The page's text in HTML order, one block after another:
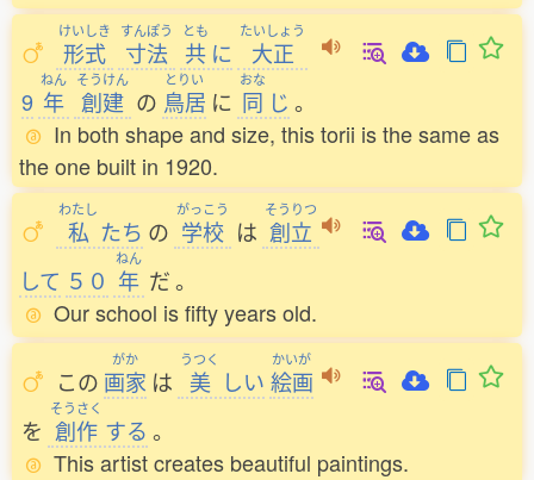
けいしき
形式
すんぽう
寸法
とも
共 に
たいしょう
大正
9
ねん
年
そうけん
創建 の
とりい
鳥居 に
おな
同 じ 。
In both shape and size, this torii is the same as
the one built in 1920.
わたし
私 たち の
がっこう
学校 は
そうりつ
創立
して ５０
ねん
年 だ。
Our school is fifty years old.
この
がか
画家 は
うつく
美 しい
かいが
絵画
を
そうさく
創作 する 。
This artist creates beautiful paintings.